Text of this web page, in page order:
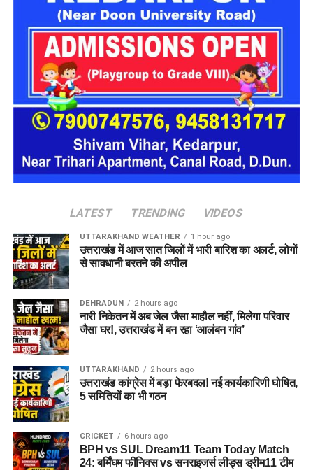
पूछताछ में ये बात सामने आई कि आरोपी अलग-अलग लोगों के सामने अपनी
पहचान बदलता था। कभी वो खुद को गृह मंत्रालय का अधिकारी बताता,
कभी रक्षा मंत्रालय से जुड़ा अफसर और कभी भारतीय सेना का वरिष्ठ
अधिकारी होने का दावा करता था।
देहरादून पुलिस ने किया गिरफ्तार
देहरादून पुलिस
को ये भी जानकारी मिली है कि वो कई होटलों में ठहरने के
बाद भुगतान किए बिना चला जाता था और होटल कर्मचारियों व सुरक्षा
कर्मियों के साथ भी कथित तौर पर धोखाधड़ी करता था।
पुलिस द्वारा की गई तलाशी में आरोपी के पास से सेना की वर्दी, बैज, कैप और
इस्तेमाल वो लोगों का भरोसा जीतने और खुद को प्रभावशाली अधिकारी
साबित करने के लिए करता था।
पुलिस मामले की जांच में जुटी
फिलहाल पुलिस ने मामला दर्ज कर जांच आगे बढ़ा दी है। अधिकारियों का
कहना है कि जांच के दौरान यदि अन्य पीड़ित सामने आते हैं तो उनके बयान
LATEST TRENDING VIDEOS
UTTARAKHAND WEATHER 1 hour ago
उत्तराखंड में आज सात जिलों में भारी बारिश का अलर्ट, लोगों
से सावधानी बरतने की अपील
DEHRADUN 2 hours ago
नारी निकेतन में अब जेल जैसा माहौल नहीं, मिलेगा परिवार
जैसा घर!, उत्तराखंड में बन रहा ‘आलंबन गांव’
UTTARAKHAND 2 hours ago
उत्तराखंड कांग्रेस में बड़ा फेरबदल! नई कार्यकारिणी घोषित,
5 समितियों का भी गठन
CRICKET 6 hours ago
BPH vs SUL Dream11 Team Today Match
24: बर्मिंघम फीनिक्स vs सनराइजर्स लीड्स ड्रीम11 टीम